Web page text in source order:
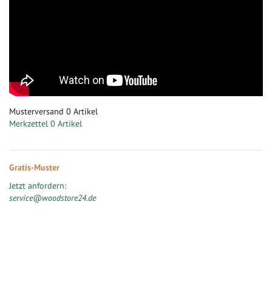
Musterversand 0 Artikel
Merkzettel 0 Artikel
Gratis-Muster
Jetzt anfordern:
service@woodstore24.de